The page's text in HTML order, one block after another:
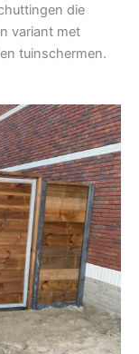
die
variant met
tuinschermen.